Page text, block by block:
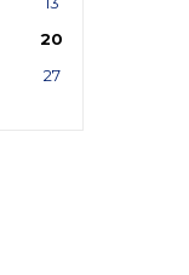
20
27